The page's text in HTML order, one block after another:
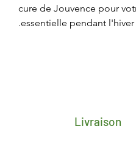
cure de Jouvence pour
essentielle pendant l'hiver.
Livraison